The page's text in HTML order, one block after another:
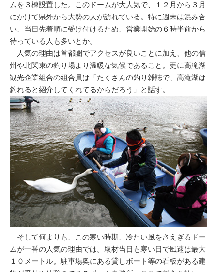
ムを３棟設置した。このドームが大人気で、１２月から３月
にかけて県外から大勢の人が訪れている。特に週末は混み合
い、当日先着順に受け付けるため、営業開始の６時半前から
待っている人も多いとか。
人気の理由は首都圏でアクセスが良いことに加え、他の信
州や北関東の釣り場より温暖な気候であること。更に高滝湖
観光企業組合の組合員は「たくさんの釣り雑誌で、高滝湖は
釣れると紹介してくれてるからだろう」と話す。
そして何よりも、この寒い時期、冷たい風をさえぎるドー
ムが一番の人気の理由では。取材当日も寒い日で風速は最大
１０メートル。駐車場奥にある貸しボート等の看板がある建